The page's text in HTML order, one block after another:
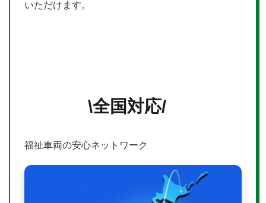
いただけます。
\全国対応/
福祉車両の安心ネットワーク